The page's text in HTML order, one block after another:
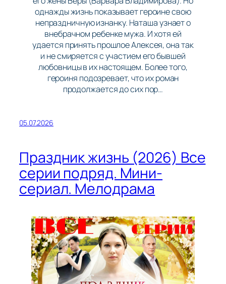
однажды жизнь показывает героине свою
непраздничную изнанку. Наташа узнает о
внебрачном ребенке мужа. И хотя ей
удается принять прошлое Алексея, она так
и не смиряется с участием его бывшей
любовницы в их настоящем. Более того,
героиня подозревает, что их роман
продолжается до сих пор…
05.07.2026
Праздник жизнь (2026) Все
серии подряд. Мини-
сериал. Мелодрама